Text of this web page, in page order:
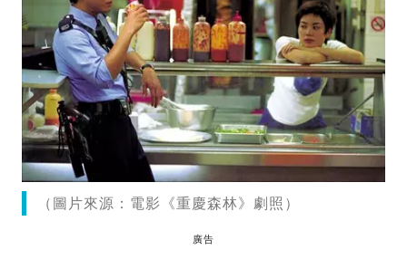
（圖片來源：電影《重慶森林》劇照）
廣告